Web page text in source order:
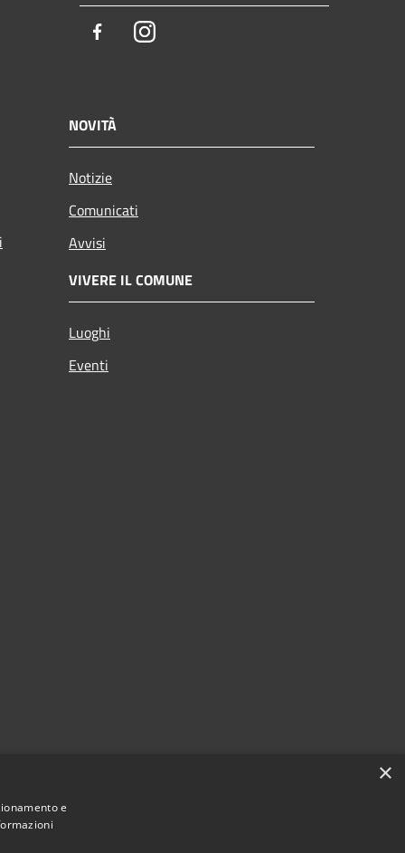
FacebookInstagram
NOVITÀ
Notizie
Comunicati
Avvisi
VIVERE IL COMUNE
Luoghi
Eventi
×
e